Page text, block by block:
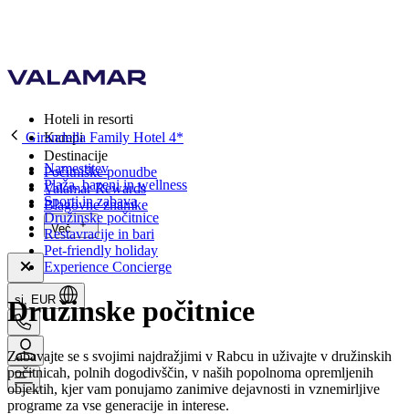
Hoteli in resorti
Kampi
Destinacije
Počitniške ponudbe
Valamar Rewards
Blagovne znamke
Več
si, EUR
Girandella Family Hotel 4*
Namestitev
Plaža, bazeni in wellness
Športi in zabava
Družinske počitnice
Restavracije in bari
Pet-friendly holiday
Experience Concierge
Družinske počitnice
Zabavajte se s svojimi najdražjimi v Rabcu in uživajte v družinskih
počitnicah, polnih dogodivščin, v naših popolnoma opremljenih
objektih, kjer vam ponujamo zanimive dejavnosti in vznemirljive
programe za vse generacije in interese.